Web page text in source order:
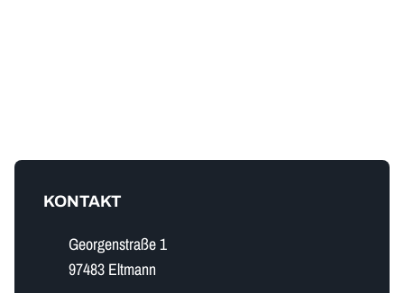
KONTAKT
Georgenstraße 1
97483 Eltmann